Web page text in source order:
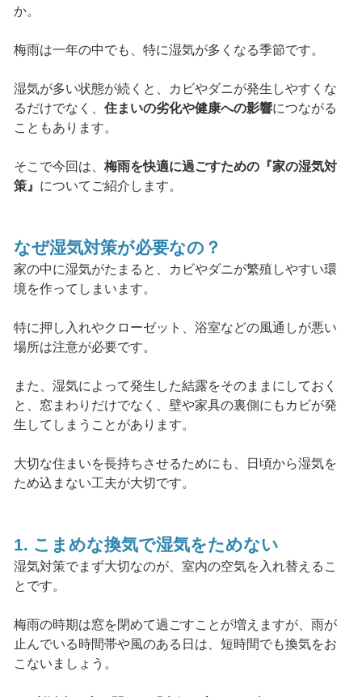
か。
梅雨は一年の中でも、特に湿気が多くなる季節です。
湿気が多い状態が続くと、カビやダニが発生しやすくな
るだけでなく、 住まいの劣化や健康への影響につながる
こともあります。
そこで今回は、 梅雨を快適に過ごすための『家の湿気対
策』 についてご紹介します。
なぜ湿気対策が必要なの？
家の中に湿気がたまると、カビやダニが繁殖しやすい環
境を作ってしまいます。
特に押し入れやクローゼット、浴室などの風通しが悪い
場所は注意が必要です。
また、湿気によって発生した結露をそのままにしておく
と、窓まわりだけでなく、壁や家具の裏側にもカビが発
生してしまうことがあります。
大切な住まいを長持ちさせるためにも、日頃から湿気を
ため込まない工夫が大切です。
1. こまめな換気で湿気をためない
湿気対策でまず大切なのが、室内の空気を入れ替えるこ
とです。
梅雨の時期は窓を閉めて過ごすことが増えますが、雨が
止んでいる時間帯や風のある日は、短時間でも換気をお
こないましょう。